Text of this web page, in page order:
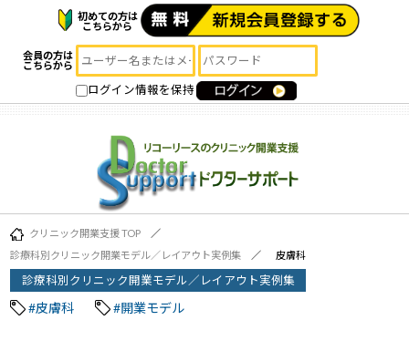
初めての方は
こちらから
会員の方は
こちらから
ログイン情報を保持
クリニック開業支援 TOP
診療科別クリニック開業モデル／レイアウト実例集
皮膚科
診療科別クリニック開業モデル／レイアウト実例集
#皮膚科 #開業モデル